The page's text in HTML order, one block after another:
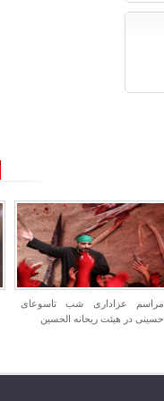
مراسم شام غریبان حسینی در
میدان امام حسین (ع) تهران